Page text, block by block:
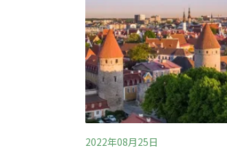
2022年08月25日